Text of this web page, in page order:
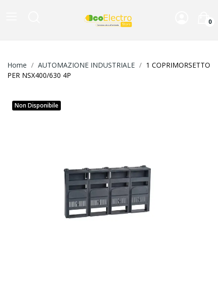
0
Home AUTOMAZIONE INDUSTRIALE
1 COPRIMORSETTO
PER NSX400/630 4P
Non Disponibile